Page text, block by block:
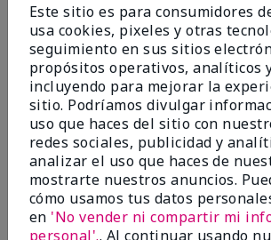
the wrinkle line filler as my
recommended. Great product.
Mostrar Traducción
ConclusiónSí, recomendaría a un
¿Le ha resultado útil
opinión?
22 1
Marcar esta opinión
Este sitio es para consumidores
usa cookies, pixeles y otras
seguimiento en sus sitios
propósitos operativos, analíticos
incluyendo para mejorar la
sitio. Podríamos divulgar
uso que haces del sitio con
redes sociales, publicidad y
analizar el uso que haces de
mostrarte nuestros anuncios.
cómo usamos tus datos
en 'No vender ni compartir mi
personal'.. Al continuar usando